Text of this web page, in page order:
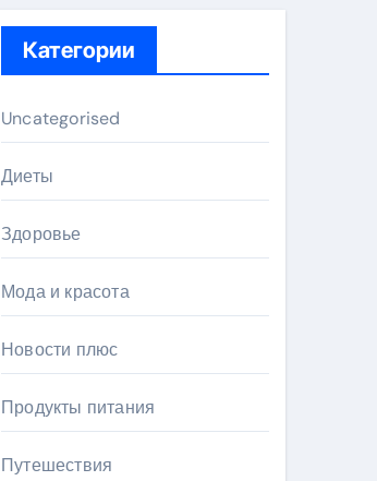
Категории
Uncategorised
Диеты
Здоровье
Мода и красота
Новости плюс
Продукты питания
Путешествия